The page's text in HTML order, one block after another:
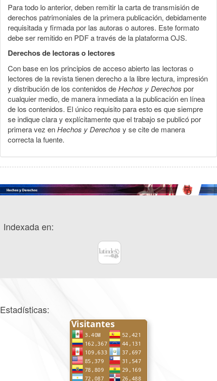
Para todo lo anterior, deben remitir la carta de transmisión de
derechos patrimoniales de la primera publicación, debidamente
requisitada y firmada por las autoras o autores. Este formato
debe ser remitido en PDF a través de la plataforma OJS.
Derechos de lectoras o lectores
Con base en los principios de acceso abierto las lectoras o
lectores de la revista tienen derecho a la libre lectura, impresión
y distribución de los contenidos deHechos y Derechos por
cualquier medio, de manera inmediata a la publicación en línea
de los contenidos. El único requisito para esto es que siempre
se indique clara y explícitamente que el trabajo se publicó por
primera vez enHechos y Derechos y se cite de manera
correcta la fuente.
Indexada en:
Estadísticas: